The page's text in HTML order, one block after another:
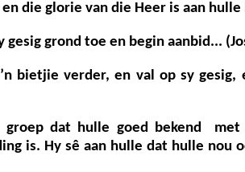
die glorie van die Heer is aan hulle
gesig grond toe en begin aanbid...
’n bietjie verder, en val op sy gesig,
groep dat hulle goed bekend met
is. Hy sê aan hulle dat hulle nou